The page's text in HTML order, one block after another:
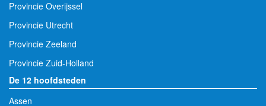
Provincie Overijssel
Provincie Utrecht
Provincie Zeeland
Provincie Zuid-Holland
De 12 hoofdsteden
Assen